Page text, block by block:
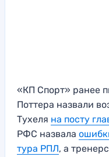
«КП Спорт» ранее
Поттера назвали
Тухеля на посту
РФС назвала
тура РПЛ, а